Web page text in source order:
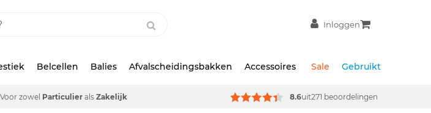
Inloggen
Belcellen Balies Afvalscheidingsbakken Accessoires Sale Gebruikt
Voor zowel Particulier als Zakelijk 8.6uit271 beoordelingen